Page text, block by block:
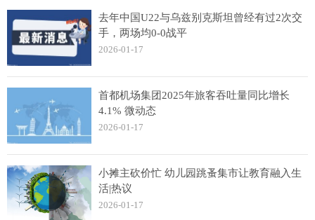
去年中国U22与乌兹别克斯坦曾经有过2次交
手，两场均0-0战平
2026-01-17
首都机场集团2025年旅客吞吐量同比增长
4.1% 微动态
2026-01-17
小摊主砍价忙 幼儿园跳蚤集市让教育融入生
活|热议
2026-01-17